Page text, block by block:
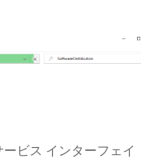
ビス インターフェイ